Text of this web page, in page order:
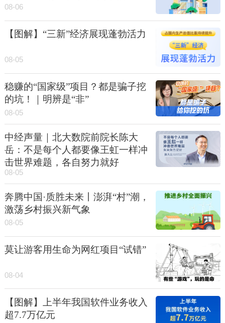
08-06
【图解】“三新”经济展现蓬勃活力
08-05
稳赚的“国家级”项目？都是骗子挖
的坑！｜明辨是“非”
08-05
中经声量｜北大数院前院长陈大
岳：不是每个人都要像王虹一样冲
击世界难题，各自努力就好
08-05
奔腾中国·质胜未来丨澎湃“村”潮，
激荡乡村振兴新气象
08-05
莫让游客用生命为网红项目“试错”
08-04
【图解】上半年我国软件业务收入
超7.7万亿元